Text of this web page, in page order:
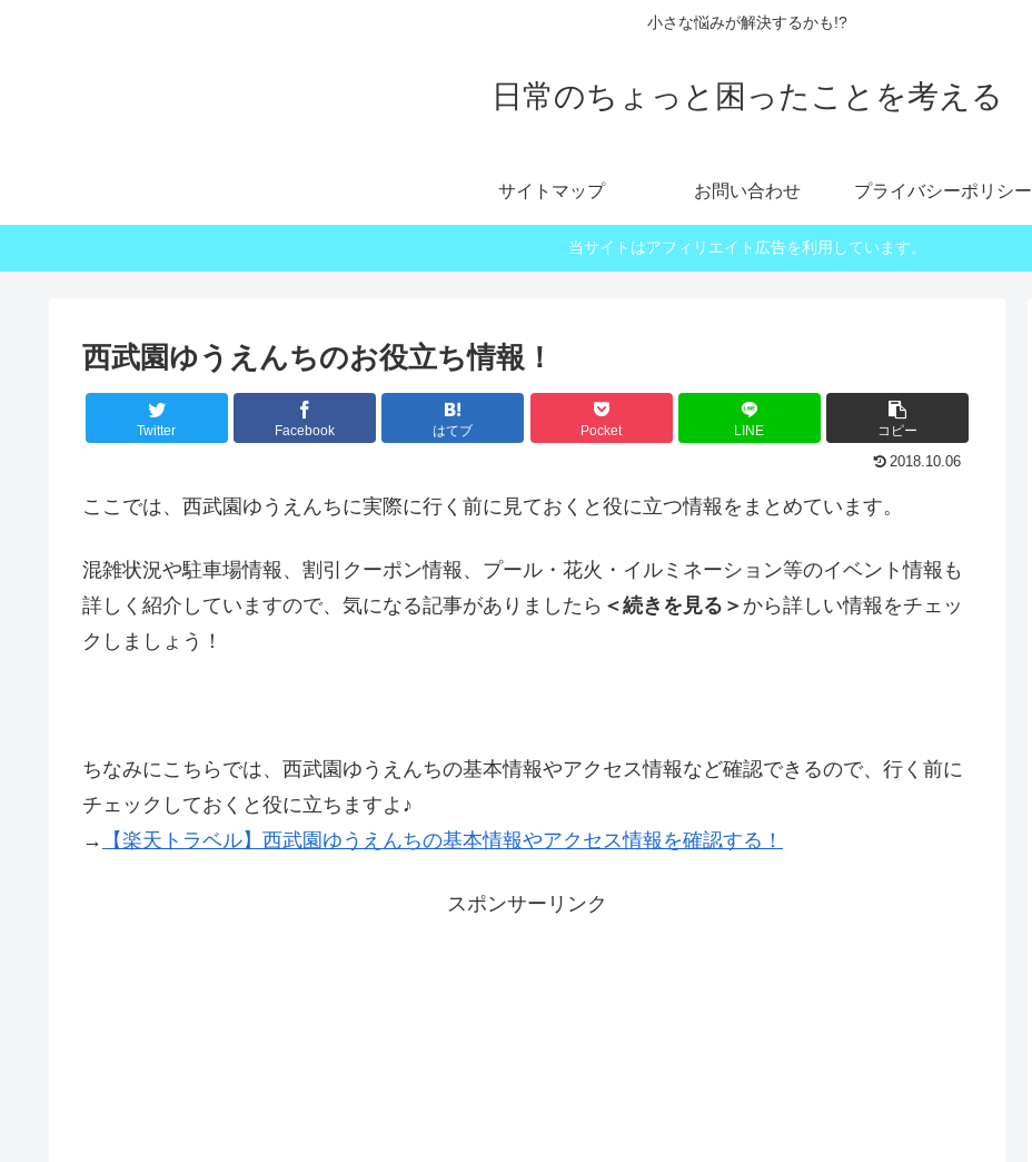
小さな悩みが解決するかも!?
日常のちょっと困ったことを考える
サイトマップ お問い合わせ プライバシーポリシー
当サイトはアフィリエイト広告を利用しています。
西武園ゆうえんちのお役立ち情報！
Twitter Facebook はてブ Pocket LINE コピー
2018.10.06
ここでは、西武園ゆうえんちに実際に行く前に見ておくと役に立つ情報をまとめています。
混雑状況や駐車場情報、割引クーポン情報、プール・花火・イルミネーション等のイベント情報も
詳しく紹介していますので、気になる記事がありましたら ＜続きを見る＞ から詳しい情報をチェッ
クしましょう！
ちなみにこちらでは、西武園ゆうえんちの基本情報やアクセス情報など確認できるので、行く前に
チェックしておくと役に立ちますよ♪
→
【楽天トラベル】西武園ゆうえんちの基本情報やアクセス情報を確認する！
スポンサーリンク